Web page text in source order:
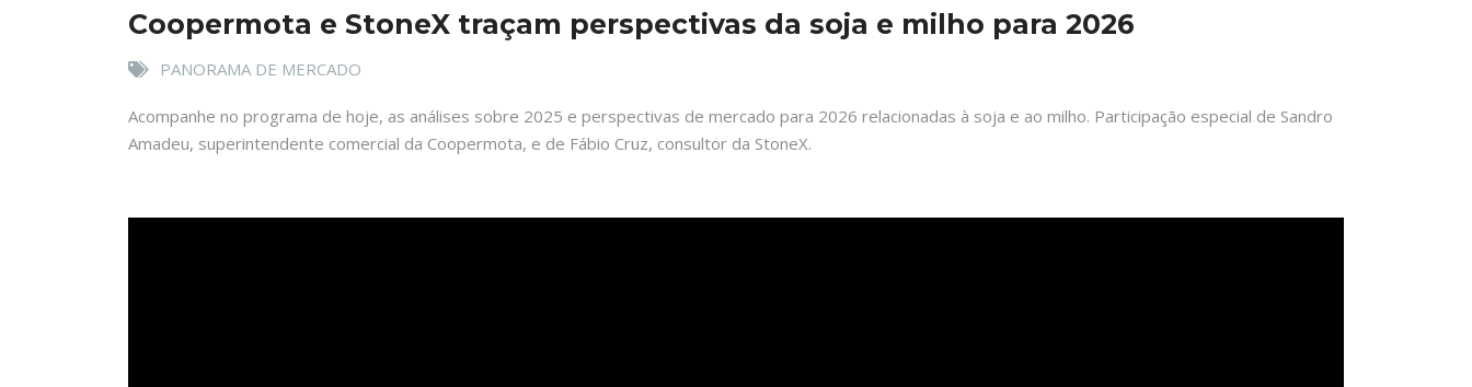
Coopermota e StoneX traçam perspectivas da soja e milho para 2026
PANORAMA DE MERCADO
Acompanhe no programa de hoje, as análises sobre 2025 e perspectivas de mercado para 2026 relacionadas à soja e ao milho. Participação especial de Sandro
Amadeu, superintendente comercial da Coopermota, e de Fábio Cruz, consultor da StoneX.